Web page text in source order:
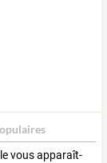
vousapparaît-